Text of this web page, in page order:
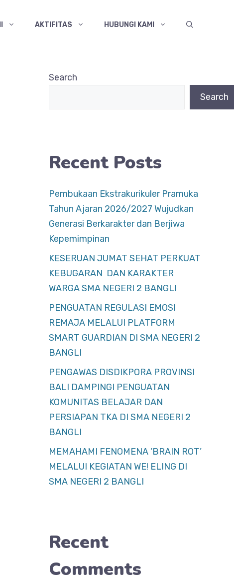
AKTIFITAS HUBUNGI KAMI
Search
Search
Recent Posts
Pembukaan Ekstrakurikuler Pramuka
Tahun Ajaran 2026/2027 Wujudkan
Generasi Berkarakter dan Berjiwa
Kepemimpinan
KESERUAN JUMAT SEHAT PERKUAT
KEBUGARAN DAN KARAKTER
WARGA SMA NEGERI 2 BANGLI
PENGUATAN REGULASI EMOSI
REMAJA MELALUI PLATFORM
SMART GUARDIAN DI SMA NEGERI 2
BANGLI
PENGAWAS DISDIKPORA PROVINSI
BALI DAMPINGI PENGUATAN
KOMUNITAS BELAJAR DAN
PERSIAPAN TKA DI SMA NEGERI 2
BANGLI
MEMAHAMI FENOMENA ‘BRAIN ROT’
MELALUI KEGIATAN WE! ELING DI
SMA NEGERI 2 BANGLI
Recent
Comments